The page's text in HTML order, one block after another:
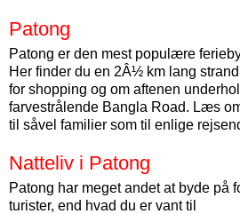
Patong
Patong er den mest populære
Her finder du en 2Â½ km lang
for shopping og om aftenen
farvestrålende Bangla Road. Læs
til såvel familier som til enlige
Natteliv i Patong
Patong har meget andet at byde på
turister, end hvad du er vant til